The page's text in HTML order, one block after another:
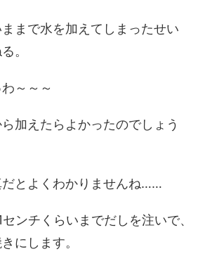
まで水を加えてしまったせい
。
～～～
加えたらよかったのでしょう
だとよくわかりませんね……
ンチくらいまでだしを注いで、
にします。